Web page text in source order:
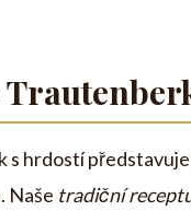
s hrdostí představuje
Naše tradiční